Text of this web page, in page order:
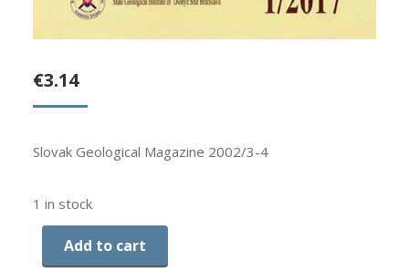
€3.14
Slovak Geological Magazine 2002/3-4
1 in stock
Add to cart